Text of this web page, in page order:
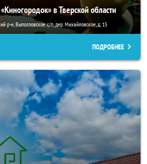
в Тверской области
р-н, Выползовское с/п, дер. Михайловское, д. 15
ПОДРОБНЕЕ